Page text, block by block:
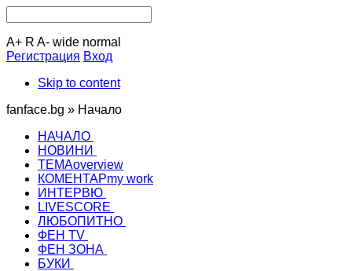
A+ R A- wide normal
Регистрация Вход
Skip to content
fanface.bg » Начало
НАЧАЛО
НОВИНИ
ТЕМАoverview
КОМЕНТАРmy work
ИНТЕРВЮ
LIVESCORE
ЛЮБОПИТНО
ФЕН TV
ФЕН ЗОНА
БУКИ